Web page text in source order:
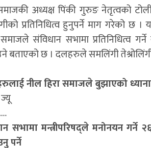
अध्यक्ष पिंकी गुरुङ नेतृत्वको
प्रतिनिधित्व हुनुपर्ने माग गरेको
संविधान सभामा प्रतिनिधित्व
बताएको छ । दलहरुले समलिंगी
नील हिरा समाजले बुझाएको
सभामा मन्त्रीपरिषद्ले मनोनयन
पर्ने